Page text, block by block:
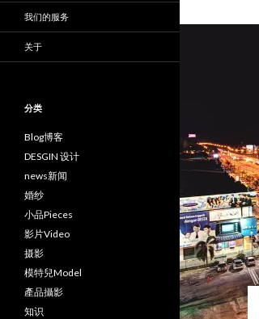
我们的服务
关于
分类
Blog博客
DESGIN 设计
news新闻
婚纱
小品Pieces
影片Video
摄影
模特兒Model
產品攝影
知识